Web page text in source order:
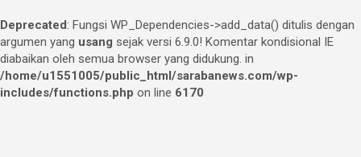
Deprecated: Fungsi WP_Dependencies->add_data() ditulis dengan
argumen yang usang sejak versi 6.9.0! Komentar kondisional IE
diabaikan oleh semua browser yang didukung. in
/home/u1551005/public_html/sarabanews.com/wp-
includes/functions.php on line 6170